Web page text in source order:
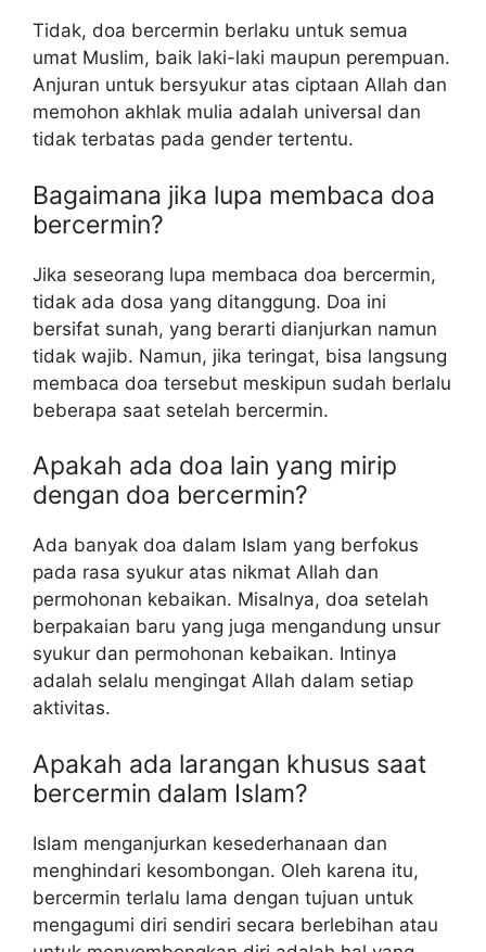
Tidak, doa bercermin berlaku untuk semua
umat Muslim, baik laki-laki maupun perempuan.
Anjuran untuk bersyukur atas ciptaan Allah dan
memohon akhlak mulia adalah universal dan
tidak terbatas pada gender tertentu.
Bagaimana jika lupa membaca doa
bercermin?
Jika seseorang lupa membaca doa bercermin,
tidak ada dosa yang ditanggung. Doa ini
bersifat sunah, yang berarti dianjurkan namun
tidak wajib. Namun, jika teringat, bisa langsung
membaca doa tersebut meskipun sudah berlalu
beberapa saat setelah bercermin.
Apakah ada doa lain yang mirip
dengan doa bercermin?
Ada banyak doa dalam Islam yang berfokus
pada rasa syukur atas nikmat Allah dan
permohonan kebaikan. Misalnya, doa setelah
berpakaian baru yang juga mengandung unsur
syukur dan permohonan kebaikan. Intinya
adalah selalu mengingat Allah dalam setiap
aktivitas.
Apakah ada larangan khusus saat
bercermin dalam Islam?
Islam menganjurkan kesederhanaan dan
menghindari kesombongan. Oleh karena itu,
bercermin terlalu lama dengan tujuan untuk
mengagumi diri sendiri secara berlebihan atau